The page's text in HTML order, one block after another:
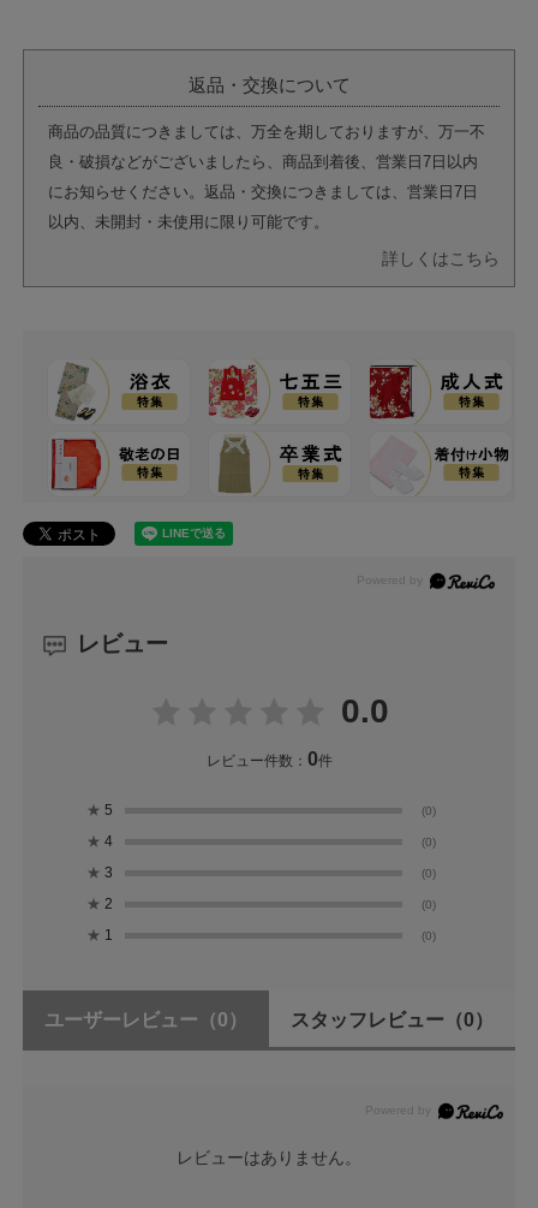
返品・交換について
商品の品質につきましては、万全を期しておりますが、万一不
良・破損などがございましたら、商品到着後、営業日7日以内
にお知らせください。返品・交換につきましては、営業日7日
以内、未開封・未使用に限り可能です。
詳しくはこちら
レビュー
0.0
レビュー件数： 0件
★ 5 (0)
★ 4 (0)
★ 3 (0)
★ 2 (0)
★ 1 (0)
ユーザーレビュー （0） スタッフレビュー （0）
レビューはありません。